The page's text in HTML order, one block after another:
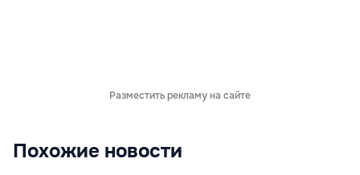
Разместить рекламу на сайте
Похожие новости